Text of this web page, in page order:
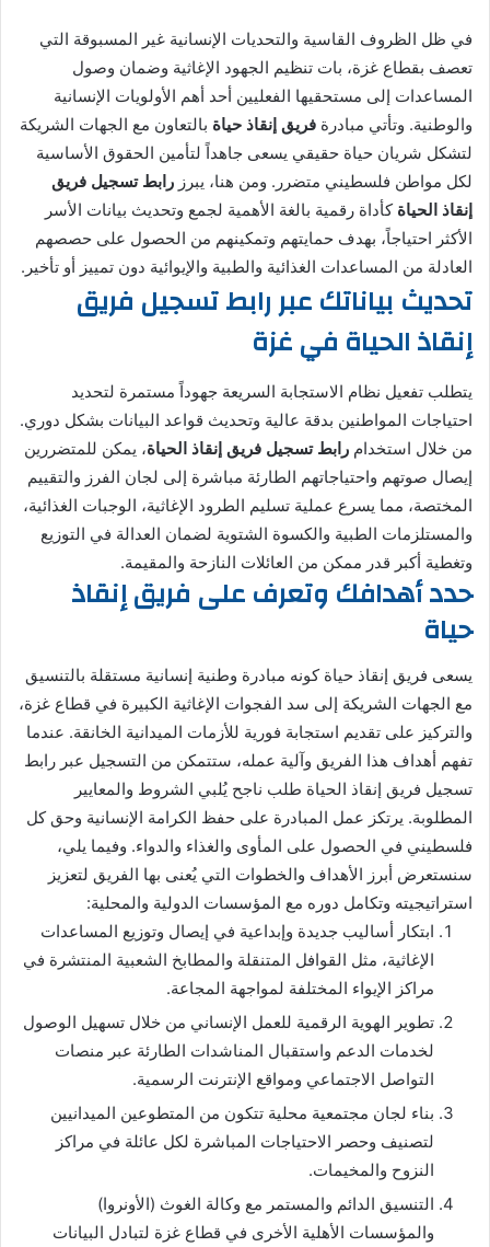
في ظل الظروف القاسية والتحديات الإنسانية غير المسبوقة التي
تعصف بقطاع غزة، بات تنظيم الجهود الإغاثية وضمان وصول
المساعدات إلى مستحقيها الفعليين أحد أهم الأولويات الإنسانية
والوطنية. وتأتي مبادرة فريق إنقاذ حياة بالتعاون مع الجهات الشريكة
لتشكل شريان حياة حقيقي يسعى جاهداً لتأمين الحقوق الأساسية
لكل مواطن فلسطيني متضرر. ومن هنا، يبرز رابط تسجيل فريق
إنقاذ الحياة كأداة رقمية بالغة الأهمية لجمع وتحديث بيانات الأسر
الأكثر احتياجاً، بهدف حمايتهم وتمكينهم من الحصول على حصصهم
العادلة من المساعدات الغذائية والطبية والإيوائية دون تمييز أو تأخير.
تحديث بياناتك عبر رابط تسجيل فريق
إنقاذ الحياة في غزة
يتطلب تفعيل نظام الاستجابة السريعة جهوداً مستمرة لتحديد
احتياجات المواطنين بدقة عالية وتحديث قواعد البيانات بشكل دوري.
من خلال استخدام رابط تسجيل فريق إنقاذ الحياة، يمكن للمتضررين
إيصال صوتهم واحتياجاتهم الطارئة مباشرة إلى لجان الفرز والتقييم
المختصة، مما يسرع عملية تسليم الطرود الإغاثية، الوجبات الغذائية،
والمستلزمات الطبية والكسوة الشتوية لضمان العدالة في التوزيع
وتغطية أكبر قدر ممكن من العائلات النازحة والمقيمة.
حدد أهدافك وتعرف على فريق إنقاذ
حياة
يسعى فريق إنقاذ حياة كونه مبادرة وطنية إنسانية مستقلة بالتنسيق
مع الجهات الشريكة إلى سد الفجوات الإغاثية الكبيرة في قطاع غزة،
والتركيز على تقديم استجابة فورية للأزمات الميدانية الخانقة. عندما
تفهم أهداف هذا الفريق وآلية عمله، ستتمكن من التسجيل عبر رابط
تسجيل فريق إنقاذ الحياة طلب ناجح يُلبي الشروط والمعايير
المطلوبة. يرتكز عمل المبادرة على حفظ الكرامة الإنسانية وحق كل
فلسطيني في الحصول على المأوى والغذاء والدواء. وفيما يلي،
سنستعرض أبرز الأهداف والخطوات التي يُعنى بها الفريق لتعزيز
استراتيجيته وتكامل دوره مع المؤسسات الدولية والمحلية:
ابتكار أساليب جديدة وإبداعية في إيصال وتوزيع المساعدات
الإغاثية، مثل القوافل المتنقلة والمطابخ الشعبية المنتشرة في
مراكز الإيواء المختلفة لمواجهة المجاعة.
تطوير الهوية الرقمية للعمل الإنساني من خلال تسهيل الوصول
لخدمات الدعم واستقبال المناشدات الطارئة عبر منصات
التواصل الاجتماعي ومواقع الإنترنت الرسمية.
بناء لجان مجتمعية محلية تتكون من المتطوعين الميدانيين
لتصنيف وحصر الاحتياجات المباشرة لكل عائلة في مراكز
النزوح والمخيمات.
التنسيق الدائم والمستمر مع وكالة الغوث (الأونروا)
والمؤسسات الأهلية الأخرى في قطاع غزة لتبادل البيانات